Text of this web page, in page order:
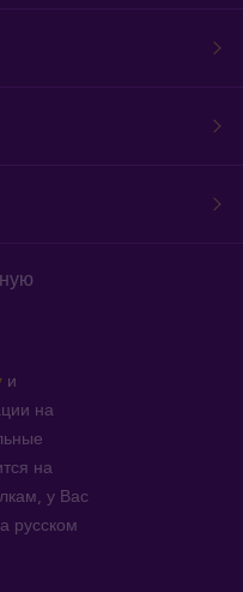
и
на
на
у Вас
русском